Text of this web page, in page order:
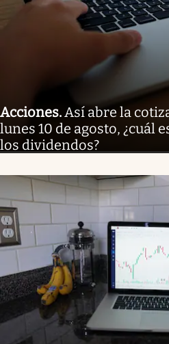
Acciones.Así abre la
lunes 10 de agosto, ¿cuál
los dividendos?